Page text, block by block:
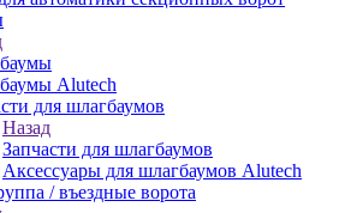
Alutech
для шлагбаумов
Назад
Запчасти для шлагбаумов
Аксессуары для шлагбаумов Alutech
/ въездные ворота